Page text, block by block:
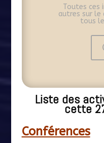
Toutes ces
autres sur le
tous
Liste des
cette
Conférences